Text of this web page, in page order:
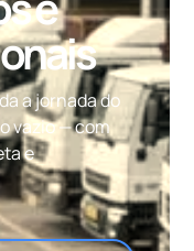
a jornada do
vazio — com
e